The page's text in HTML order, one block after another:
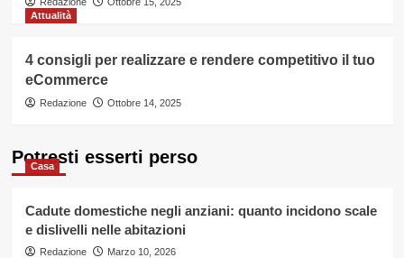
Attualità
4 consigli per realizzare e rendere competitivo il tuo
eCommerce
Redazione Ottobre 14, 2025
Potresti esserti perso
Casa
Cadute domestiche negli anziani: quanto incidono scale
e dislivelli nelle abitazioni
Redazione Marzo 10, 2026